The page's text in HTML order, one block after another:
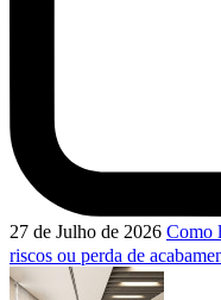
27 de Julho de 2026 Como
riscos ou perda de